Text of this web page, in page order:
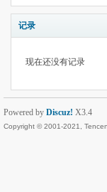
记录
现在还没有记录
Powered by Discuz! X3.4
Copyright © 2001-2021,